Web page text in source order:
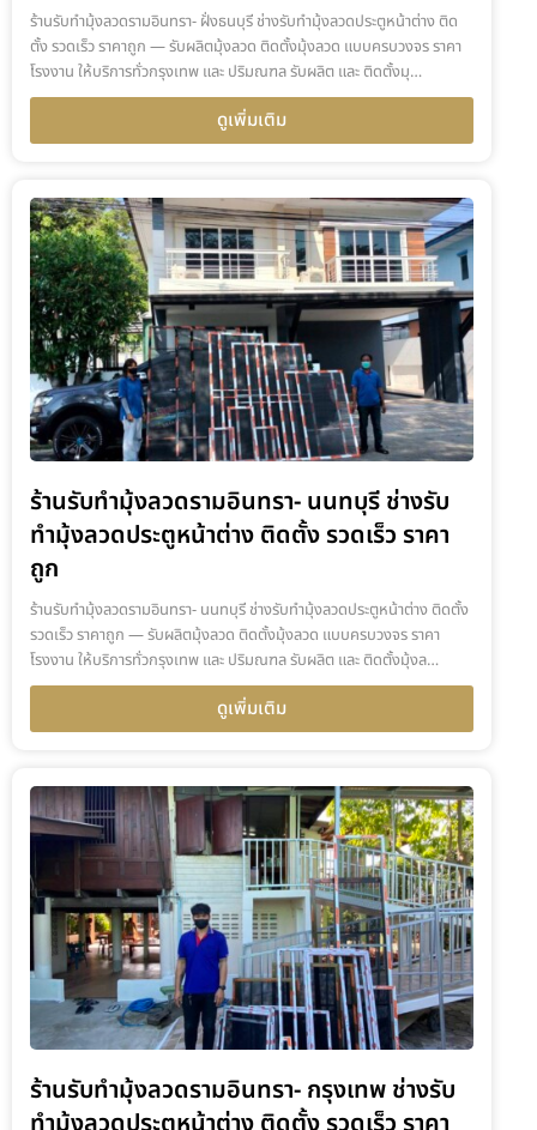
ร้านรับทำมุ้งลวดรามอินทรา- ฝั่งธนบุรี ช่างรับทำมุ้งลวดประตูหน้าต่าง ติด
ตั้ง รวดเร็ว ราคาถูก — รับผลิตมุ้งลวด ติดตั้งมุ้งลวด แบบครบวงจร ราคา
โรงงาน ให้บริการทั่วกรุงเทพ และ ปริมณฑล รับผลิต และ ติดตั้งมุ…
ดูเพิ่มเติม
ร้านรับทำมุ้งลวดรามอินทรา- นนทบุรี ช่างรับ
ทำมุ้งลวดประตูหน้าต่าง ติดตั้ง รวดเร็ว ราคา
ถูก
ร้านรับทำมุ้งลวดรามอินทรา- นนทบุรี ช่างรับทำมุ้งลวดประตูหน้าต่าง ติดตั้ง
รวดเร็ว ราคาถูก — รับผลิตมุ้งลวด ติดตั้งมุ้งลวด แบบครบวงจร ราคา
โรงงาน ให้บริการทั่วกรุงเทพ และ ปริมณฑล รับผลิต และ ติดตั้งมุ้งล…
ดูเพิ่มเติม
ร้านรับทำมุ้งลวดรามอินทรา- กรุงเทพ ช่างรับ